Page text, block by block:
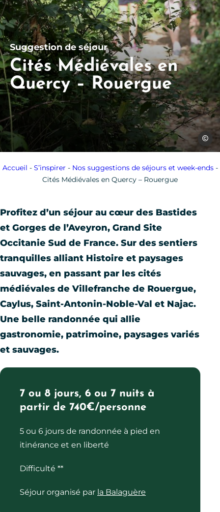
J.Morel
Suggestion de séjour
Cités Médiévales en
Quercy – Rouergue
Accueil - S’inspirer - Nos suggestions de séjours et week-ends-
Cités Médiévales en Quercy – Rouergue
Profitez d’un séjour au cœur des Bastides
et Gorges de l’Aveyron, Grand Site
Occitanie Sud de France. Sur des sentiers
tranquilles alliant Histoire et paysages
sauvages, en passant par les cités
médiévales de Villefranche de Rouergue,
Caylus, Saint-Antonin-Noble-Val et Najac.
Une belle randonnée qui allie
gastronomie, patrimoine, paysages variés
et sauvages.
7 ou 8 jours, 6 ou 7 nuits à
partir de 740€/personne
5 ou 6 jours de randonnée à pied en
itinérance et en liberté
Difficulté **
Séjour organisé par la Balaguère